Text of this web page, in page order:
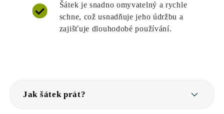
Šátek je snadno omyvatelný a rychle
schne, což usnadňuje jeho údržbu a
zajišťuje dlouhodobé používání.
Jak šátek prát?